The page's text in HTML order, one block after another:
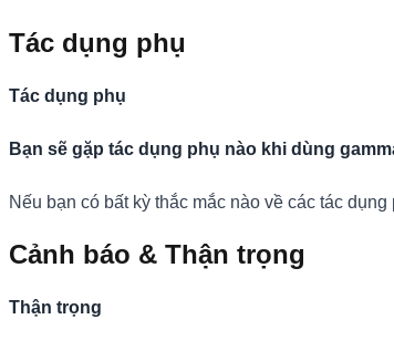
Tác dụng phụ
Tác dụng phụ
Bạn sẽ gặp tác dụng phụ nào khi dùng
Nếu bạn có bất kỳ thắc mắc nào về các tác
Cảnh báo & Thận trọng
Thận trọng